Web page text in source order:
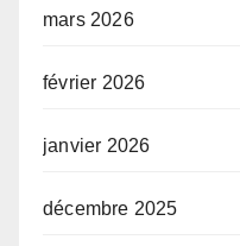
mars 2026
février 2026
janvier 2026
décembre 2025